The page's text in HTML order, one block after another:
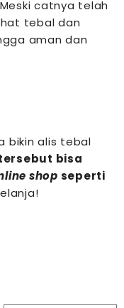
catnya telah
tebal dan
aman dan
bikinalis tebal
bisa
shop seperti